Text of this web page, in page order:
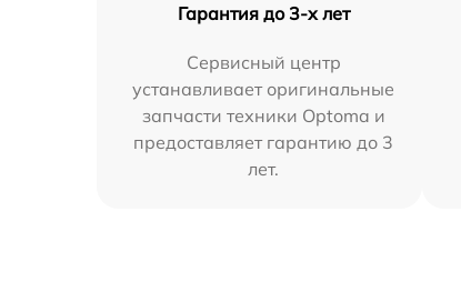
Гарантия до 3-х лет
Сервисный центр
устанавливает оригинальные
запчасти техники Optoma и
предоставляет гарантию до 3
лет.